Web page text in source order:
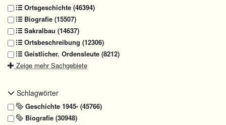
Ortsgeschichte (46394)
Biografie (15507)
Sakralbau (14637)
Ortsbeschreibung (12306)
Geistlicher. Ordensleute (8212)
Zeige mehr Sachgebiete
Schlagwörter
Geschichte 1945- (45766)
Biografie (30948)